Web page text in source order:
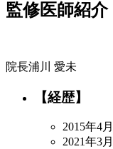
監修医師紹介
院長浦川 愛未
【経歴】
2015年4月
2021年3月